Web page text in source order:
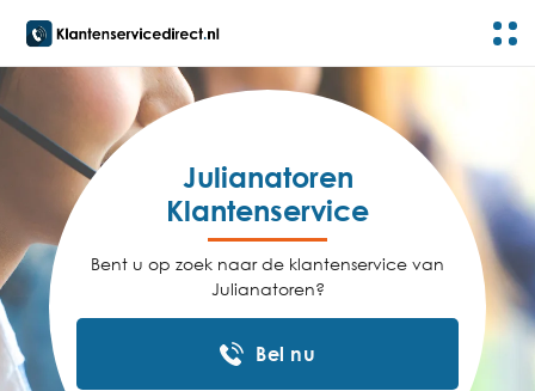
Julianatoren
Klantenservice
Bent u op zoek naar de klantenservice van
Julianatoren?
Bel nu